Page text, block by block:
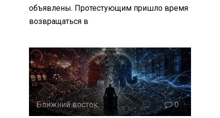
объявлены. Протестующим пришло время
возвращаться в
Ближний восток 0